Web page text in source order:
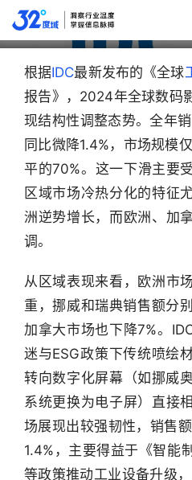
动能
根据IDC最新发布的《全球
报告》，2024年全球数码
现结构性调整态势。全年
同比微降1.4%，市场规模
平的70%。这一下滑主要
区域市场冷热分化的特征
洲逆势增长，而欧洲、加
调。
从区域表现来看，欧洲市
重，挪威和瑞典销售额分
加拿大市场也下降7%。
迷与ESG政策下传统喷绘
转向数字化屏幕（如挪威
系统更换为电子屏）直接
场展现出较强韧性，销售
1.4%，主要得益于《智能
等政策推动工业设备升级